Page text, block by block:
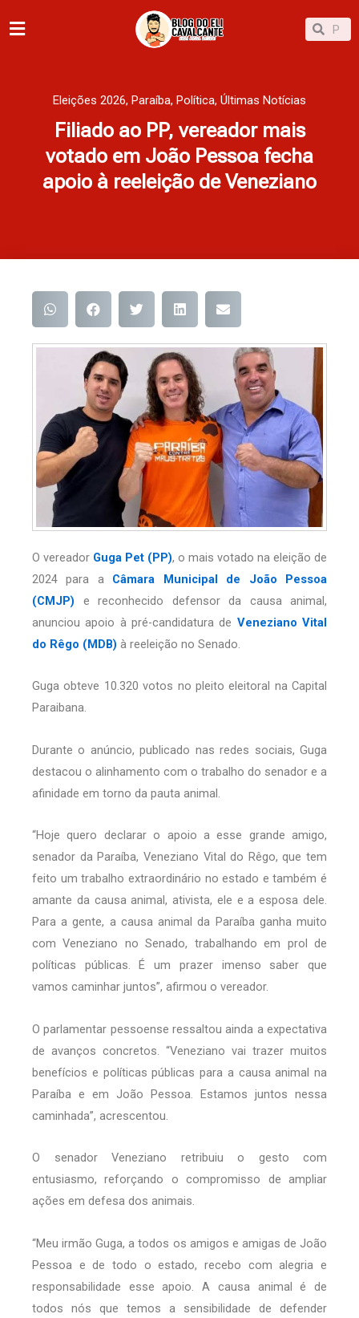
para
Pesquisar
Eleições 2026, Paraíba, Política, Últimas Notícias
Filiado ao PP, vereador mais
votado em João Pessoa fecha
apoio à reeleição de Veneziano
O vereador Guga Pet (PP), o mais votado na eleição de
2024 para a Câmara Municipal de João Pessoa
(CMJP) e reconhecido defensor da causa animal,
anunciou apoio à pré-candidatura de Veneziano Vital
do Rêgo (MDB) à reeleição no Senado.
Guga obteve 10.320 votos no pleito eleitoral na Capital
Paraibana.
Durante o anúncio, publicado nas redes sociais, Guga
destacou o alinhamento com o trabalho do senador e a
afinidade em torno da pauta animal.
“Hoje quero declarar o apoio a esse grande amigo,
senador da Paraíba, Veneziano Vital do Rêgo, que tem
feito um trabalho extraordinário no estado e também é
amante da causa animal, ativista, ele e a esposa dele.
Para a gente, a causa animal da Paraíba ganha muito
com Veneziano no Senado, trabalhando em prol de
políticas públicas. É um prazer imenso saber que
vamos caminhar juntos”, afirmou o vereador.
O parlamentar pessoense ressaltou ainda a expectativa
de avanços concretos. “Veneziano vai trazer muitos
benefícios e políticas públicas para a causa animal na
Paraíba e em João Pessoa. Estamos juntos nessa
caminhada”, acrescentou.
O senador Veneziano retribuiu o gesto com
entusiasmo, reforçando o compromisso de ampliar
ações em defesa dos animais.
“Meu irmão Guga, a todos os amigos e amigas de João
Pessoa e de todo o estado, recebo com alegria e
responsabilidade esse apoio. A causa animal é de
todos nós que temos a sensibilidade de defender